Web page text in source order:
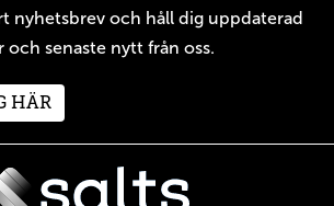
nyhetsbrev och håll dig uppdaterad
senaste nytt från oss.
HÄR